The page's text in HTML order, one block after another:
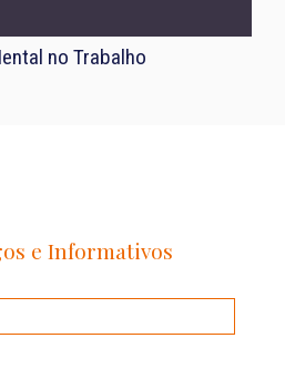
no Trabalho
e Informativos